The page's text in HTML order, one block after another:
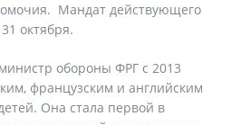
Мандат действующего
октября.
обороны ФРГ с 2013
французским и английским
Она стала первой в